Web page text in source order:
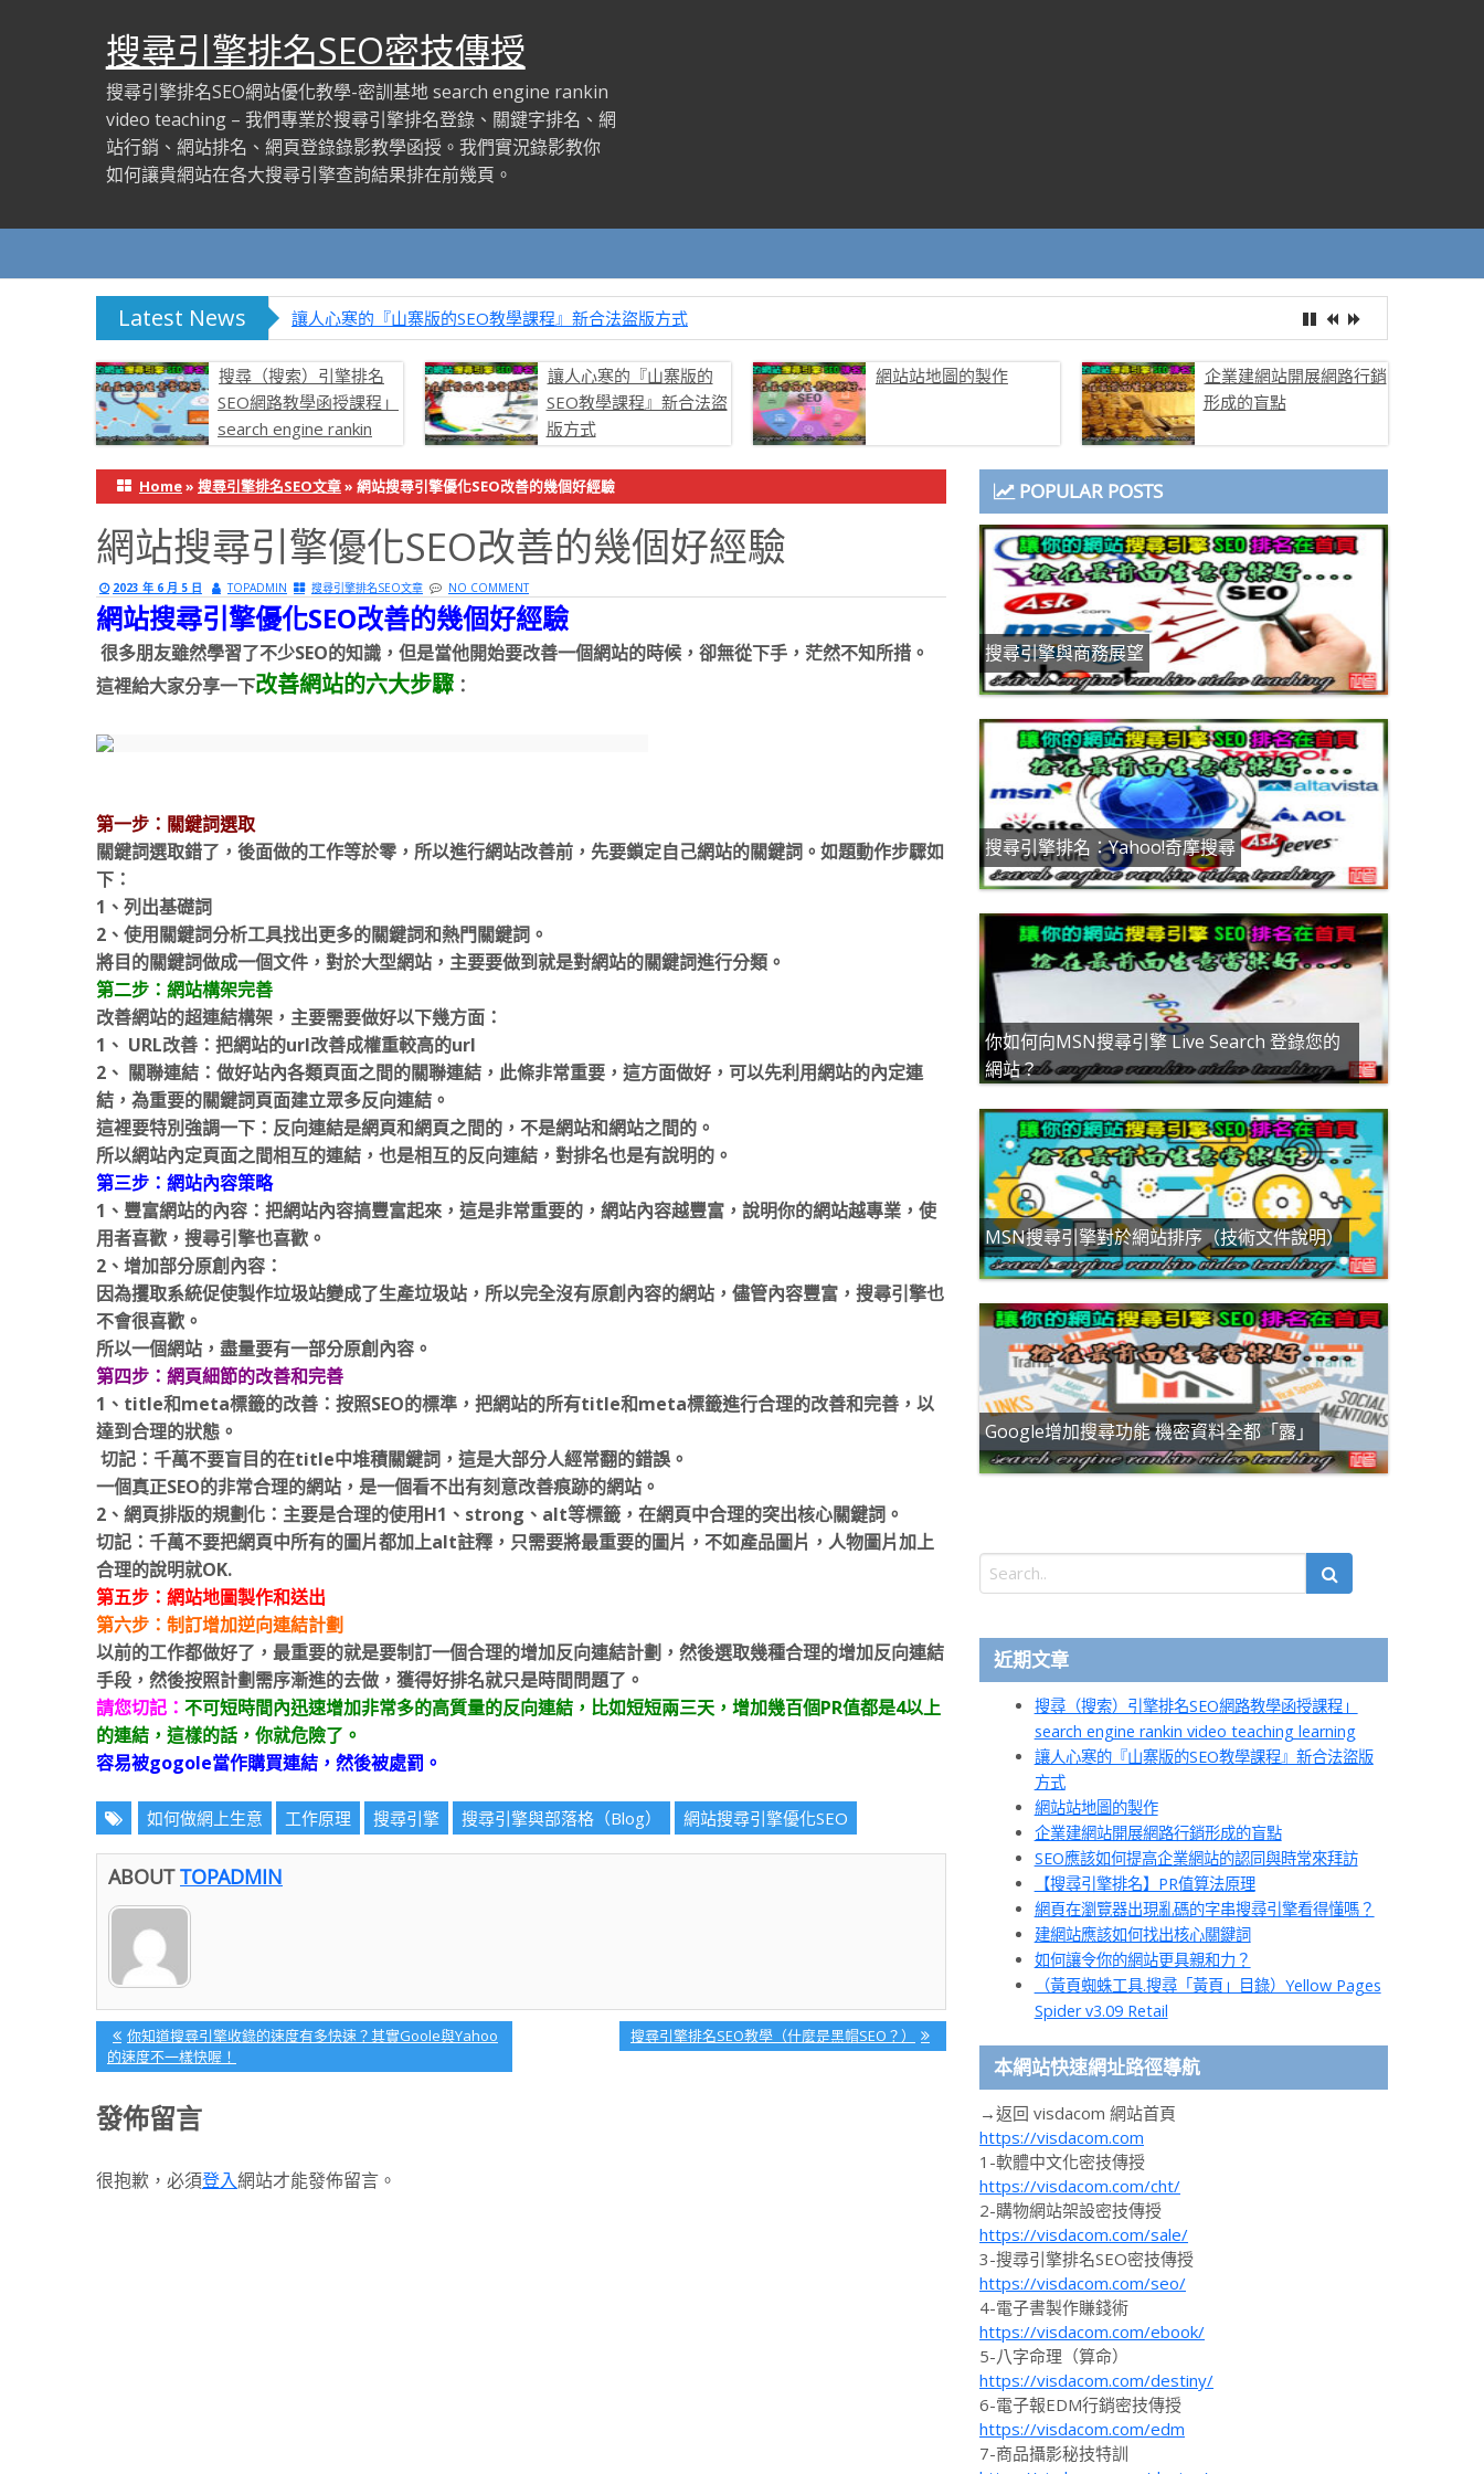
搜尋引擎排名SEO密技傳授
搜尋引擎排名SEO網站優化教學-密訓基地 search engine rankin
video teaching – 我們專業於搜尋引擎排名登錄、關鍵字排名、網
站行銷、網站排名、網頁登錄錄影教學函授。我們實況錄影教你
如何讓貴網站在各大搜尋引擎查詢結果排在前幾頁。
Latest News 讓人心寒的『山寨版的SEO教學課程』新合法盜版方式
搜尋（搜索）引擎排名
SEO網路教學函授課程」
search engine rankin
讓人心寒的『山寨版的
SEO教學課程』新合法盜
版方式
網站站地圖的製作
企業建網站開展網路行銷
形成的盲點
Home» 搜尋引擎排名SEO文章» 網站搜尋引擎優化SEO改善的幾個好經驗
網站搜尋引擎優化SEO改善的幾個好經驗
2023 年 6 月 5 日 TOPADMIN 搜尋引擎排名SEO文章 NO COMMENT
網站搜尋引擎優化SEO改善的幾個好經驗
很多朋友雖然學習了不少SEO的知識，但是當他開始要改善一個網站的時候，卻無從下手，茫然不知所措。
這裡給大家分享一下改善網站的六大步驟 ：
第一步：關鍵詞選取
關鍵詞選取錯了，後面做的工作等於零，所以進行網站改善前，先要鎖定自己網站的關鍵詞。如題動作步驟如
下：
1、列出基礎詞
2、使用關鍵詞分析工具找出更多的關鍵詞和熱門關鍵詞。
將目的關鍵詞做成一個文件，對於大型網站，主要要做到就是對網站的關鍵詞進行分類。
第二步：網站構架完善
改善網站的超連結構架，主要需要做好以下幾方面：
1、 URL改善：把網站的url改善成權重較高的url
2、 關聯連結：做好站內各類頁面之間的關聯連結，此條非常重要，這方面做好，可以先利用網站的內定連
結，為重要的關鍵詞頁面建立眾多反向連結。
這裡要特別強調一下：反向連結是網頁和網頁之間的，不是網站和網站之間的。
所以網站內定頁面之間相互的連結，也是相互的反向連結，對排名也是有說明的。
第三步：網站內容策略
1、豐富網站的內容：把網站內容搞豐富起來，這是非常重要的，網站內容越豐富，說明你的網站越專業，使
用者喜歡，搜尋引擎也喜歡。
2、增加部分原創內容：
因為攫取系統促使製作垃圾站變成了生產垃圾站，所以完全沒有原創內容的網站，儘管內容豐富，搜尋引擎也
不會很喜歡。
所以一個網站，盡量要有一部分原創內容。
第四步：網頁細節的改善和完善
1、title和meta標籤的改善：按照SEO的標準，把網站的所有title和meta標籤進行合理的改善和完善，以
達到合理的狀態。
切記：千萬不要盲目的在title中堆積關鍵詞，這是大部分人經常翻的錯誤。
一個真正SEO的非常合理的網站，是一個看不出有刻意改善痕跡的網站。
2、網頁排版的規劃化：主要是合理的使用H1、strong、alt等標籤，在網頁中合理的突出核心關鍵詞。
切記：千萬不要把網頁中所有的圖片都加上alt註釋，只需要將最重要的圖片，不如產品圖片，人物圖片加上
合理的說明就OK.
第五步：網站地圖製作和送出
第六步：制訂增加逆向連結計劃
以前的工作都做好了，最重要的就是要制訂一個合理的增加反向連結計劃，然後選取幾種合理的增加反向連結
手段，然後按照計劃需序漸進的去做，獲得好排名就只是時間問題了。
請您切記： 不可短時間內迅速增加非常多的高質量的反向連結，比如短短兩三天，增加幾百個PR值都是4以上
的連結，這樣的話，你就危險了。
容易被gogole當作購買連結，然後被處罰。
如何做網上生意 工作原理 搜尋引擎 搜尋引擎與部落格（Blog） 網站搜尋引擎優化SEO
ABOUT TOPADMIN
文
章
導
覽
Previous
Post:
你知道搜尋引擎收錄的速度有多快速？其實Goole與Yahoo
的速度不一樣快喔！
Next
Post:
搜尋引擎排名SEO教學（什麼是黑帽SEO？）
發佈留言
很抱歉，必須登入網站才能發佈留言。
POPULAR POSTS
搜尋引擎與商務展望
搜尋引擎排名：Yahoo!奇摩搜尋
你如何向MSN搜尋引擎 Live Search 登錄您的
網站？
MSN搜尋引擎對於網站排序（技術文件說明）
Google增加搜尋功能 機密資料全都「露」
近期文章
搜尋（搜索）引擎排名SEO網路教學函授課程」
search engine rankin video teaching learning
讓人心寒的『山寨版的SEO教學課程』新合法盜版
方式
網站站地圖的製作
企業建網站開展網路行銷形成的盲點
SEO應該如何提高企業網站的認同與時常來拜訪
【搜尋引擎排名】PR值算法原理
網頁在瀏覽器出現亂碼的字串搜尋引擎看得懂嗎？
建網站應該如何找出核心關鍵詞
如何讓令你的網站更具親和力？
（黃頁蜘蛛工具.搜尋「黃頁」目錄）Yellow Pages
Spider v3.09 Retail
本網站快速網址路徑導航
→返回 visdacom 網站首頁
https://visdacom.com
1-軟體中文化密技傳授
https://visdacom.com/cht/
2-購物網站架設密技傳授
https://visdacom.com/sale/
3-搜尋引擎排名SEO密技傳授
https://visdacom.com/seo/
4-電子書製作賺錢術
https://visdacom.com/ebook/
5-八字命理（算命）
https://visdacom.com/destiny/
6-電子報EDM行銷密技傳授
https://visdacom.com/edm
7-商品攝影秘技特訓